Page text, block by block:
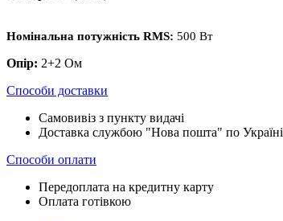
Номінальна потужність RMS: 500 Вт
Опір: 2+2 Ом
Способи доставки
Самовивіз з пункту видачі
Доставка службою "Нова пошта" по Україні
Способи оплати
Передоплата на кредитну карту
Оплата готівкою